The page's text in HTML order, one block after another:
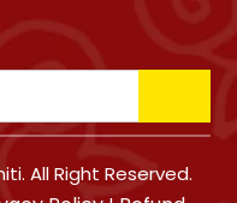
All Right Reserved.